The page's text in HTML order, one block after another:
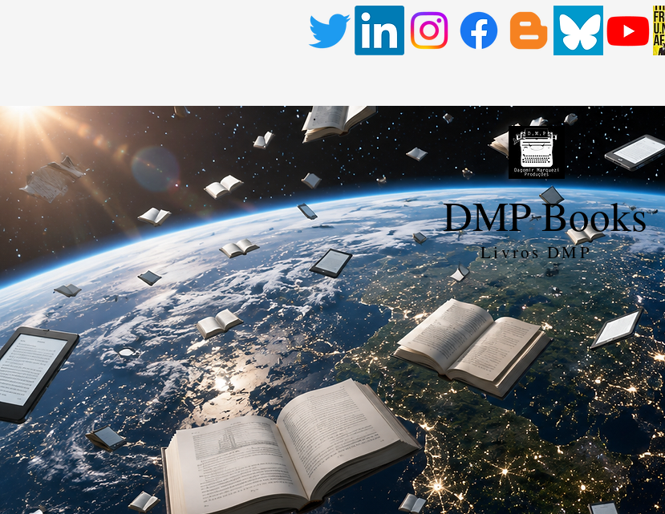
DMP Books
Livros DMP